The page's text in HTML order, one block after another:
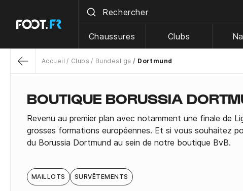
Chaussures Clubs
Accueil Clubs Bundesliga Dortmund
BOUTIQUE BORUSSIA
Revenu au premier plan avec notamment une finale de
grosses formations européennes. Et si vous souhaitez
du Borussia Dortmund au sein de notre boutique BvB.
MAILLOTS SURVÊTEMENTS